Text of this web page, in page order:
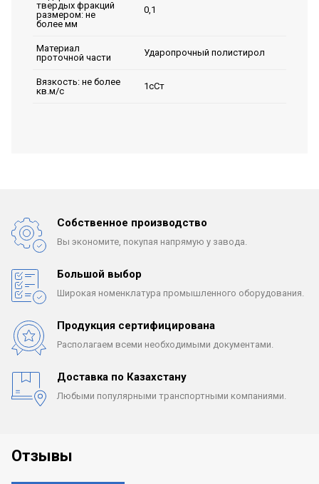
твердых фракций
размером: не
более мм
0,1
Материал
проточной части
Ударопрочный полистирол
Вязкость: не более
кв.м/с
1сСт
Собственное производство
Вы экономите, покупая напрямую у завода.
Большой выбор
Широкая номенклатура промышленного оборудования.
Продукция сертифицирована
Располагаем всеми необходимыми документами.
Доставка по Казахстану
Любыми популярными транспортными компаниями.
Отзывы